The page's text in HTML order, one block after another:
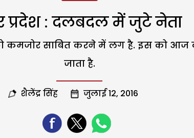
प्रदेश : दलबदल में जुटे नेता
साबित करने में लग है. इस को आज की
जाता है.
शैलेंद्र सिंह जुलाई 12, 2016